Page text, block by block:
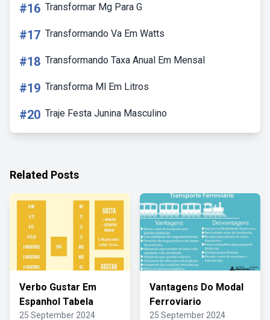
#16 Transformar Mg Para G
#17 Transformando Va Em Watts
#18 Transformando Taxa Anual Em Mensal
#19 Transforma Ml Em Litros
#20 Traje Festa Junina Masculino
Related Posts
Verbo Gustar Em
Espanhol Tabela
25 September 2024
Vantagens Do Modal
Ferroviario
25 September 2024